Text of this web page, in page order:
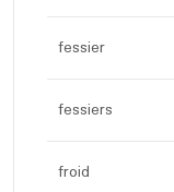
fessier
fessiers
froid